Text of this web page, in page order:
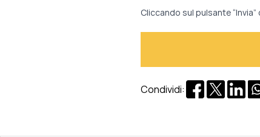
Cliccando sul pulsante
Condividi: